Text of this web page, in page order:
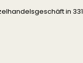
in